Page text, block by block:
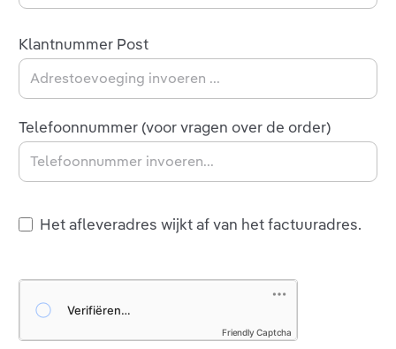
Klantnummer Post
Telefoonnummer (voor vragen over de order)
Het afleveradres wijkt af van het factuuradres.
Friendly Captcha